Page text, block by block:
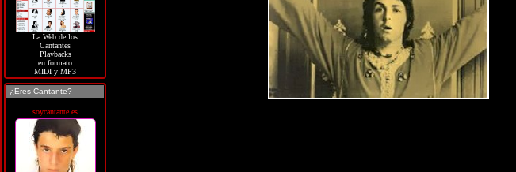
La Web de los
Cantantes
Playbacks
en formato
MIDI y MP3
¿Eres Cantante?
soycantante.es